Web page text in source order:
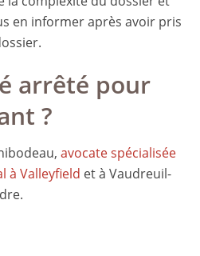
en informer après avoir pris
arrêté pour
?
avocate spécialisée
à Valleyfield et à Vaudreuil-